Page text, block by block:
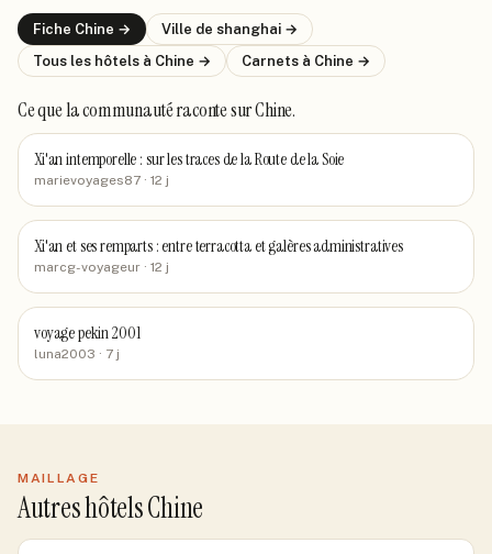
Fiche Chine → Ville de shanghai →
Tous les hôtels à Chine → Carnets à Chine →
Ce que la communauté racontesur Chine.
Xi'an intemporelle : sur les traces de la Route de la Soie
marievoyages87 · 12 j
Xi'an et ses remparts : entre terracotta et galères administratives
marcg-voyageur · 12 j
voyage pekin 2001
luna2003 · 7 j
MAILLAGE
Autres hôtels Chine